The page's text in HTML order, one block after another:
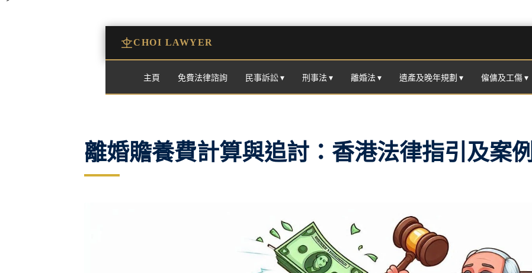
CHOI LAWYER
主頁 免費法律諮詢 民事訴訟 ▾ 刑事法 ▾ 離婚法 ▾ 遺產及晚年規劃 ▾ 僱傭及工傷 ▾
離婚贍養費計算與追討：香港法律指引及案例